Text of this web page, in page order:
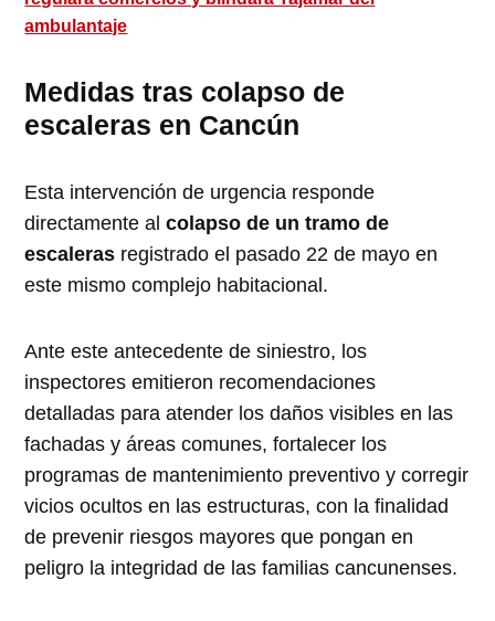
ambulantaje
Medidas tras colapso de
escaleras en Cancún
Esta intervención de urgencia responde
directamente alcolapso de un tramo de
escaleras registrado el pasado 22 de mayo en
este mismo complejo habitacional.
Ante este antecedente de siniestro, los
inspectores emitieron recomendaciones
detalladas para atender los daños visibles en las
fachadas y áreas comunes, fortalecer los
programas de mantenimiento preventivo y corregir
vicios ocultos en las estructuras, con la finalidad
de prevenir riesgos mayores que pongan en
peligro la integridad de las familias cancunenses.